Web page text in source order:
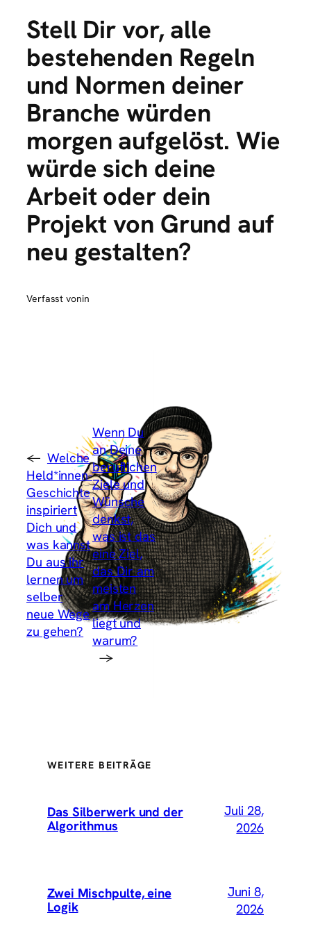
Stell Dir vor, alle
bestehenden Regeln
und Normen deiner
Branche würden
morgen aufgelöst. Wie
würde sich deine
Arbeit oder dein
Projekt von Grund auf
neu gestalten?
Verfasst vonin
← Welche
Held*innen-
Geschichte
inspiriert
Dich und
was kannst
Du aus ihr
lernen um
selber
neue Wege
zu gehen?
Wenn Du
an Deine
beruflichen
Ziele und
Wünsche
denkst,
was ist das
eine Ziel,
das Dir am
meisten
am Herzen
liegt und
warum?
→
WEITERE BEITRÄGE
Das Silberwerk und der
Algorithmus
Juli 28,
2026
Zwei Mischpulte, eine
Logik
Juni 8,
2026